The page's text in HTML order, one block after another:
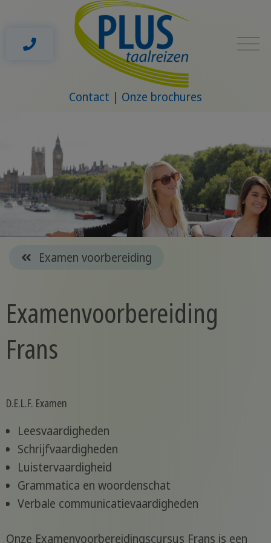
Contact Onze brochures
Examen voorbereiding
Examenvoorbereiding
Frans
D.E.L.F. Examen
Leesvaardigheden
Schrijfvaardigheden
Luistervaardigheid
Grammatica en woordenschat
Verbale communicatievaardigheden
Onze Examenvoorbereidingscursus Frans is een